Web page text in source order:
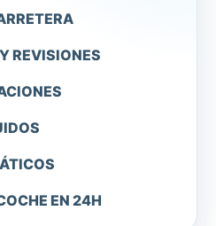
REVISIONES
EN 24H